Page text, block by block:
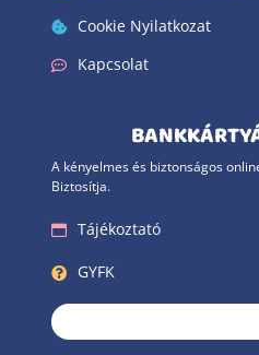
Cookie Nyilatkozat
Kapcsolat
A kényelmes és biztonságos
Biztosítja.
Tájékoztató
GYFK